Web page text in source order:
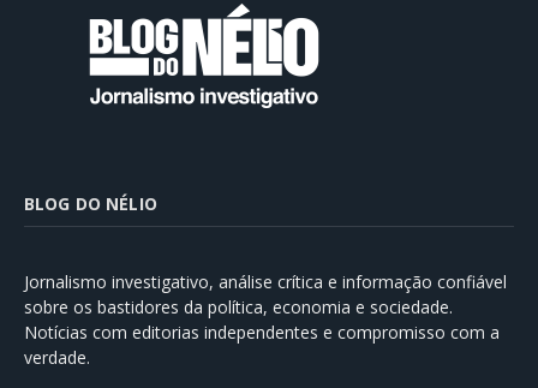
BLOG DO NÉLIO
Jornalismo investigativo, análise crítica e informação confiável
sobre os bastidores da política, economia e sociedade.
Notícias com editorias independentes e compromisso com a
verdade.